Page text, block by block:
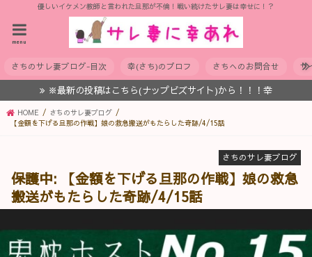
優しいイケメン教師と言われた旦那が不倫！戦い続けたサレ妻は幸せに！？
menu
さちのサレ妻ブログ-目次 幸(さち)のプロフ さちへのお問合せ サ
※最新の投稿はこちら(ナップビズサイト)から！！！幸
HOME
さちのサレ妻ブログ
【金額を下げる旦那の作戦】娘の救急搬送がもたらした奇跡/4/15話
さちのサレ妻ブログ
保護中: 【金額を下げる旦那の作戦】娘の救急
搬送がもたらした奇跡/4/15話